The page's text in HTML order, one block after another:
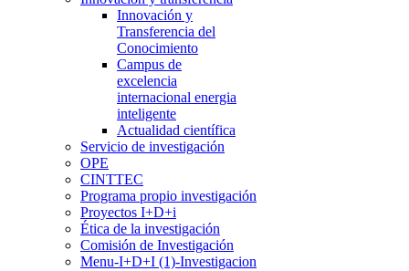
Innovación y
Transferencia del
Conocimiento
Campus de
excelencia
internacional energia
inteligente
Actualidad científica
Servicio de investigación
OPE
CINTTEC
Programa propio investigación
Proyectos I+D+i
Ética de la investigación
Comisión de Investigación
Menu-I+D+I (1)-Investigacion